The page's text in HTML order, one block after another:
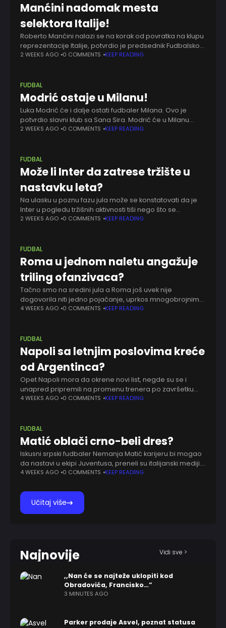
Manćini nadomak mesta
selektora Italije!
Roberto Manćini nalazi se na korak od povratka na klupu
reprezentacije Italije, potvrdio je predsednik Fudbalskog
saveza Italije Đovani Malago. Nakon što je Andrea Pirlo
2 WEEKS AGO 0 COMMENTS KEEP READING
FUDBAL
Modrić ostaje u Milanu!
Luka Modrić će i dalje ostati fudbaler Milana. Ovo je
potvrdio slavni klub sa Sana Sira. Modrić će u Milanu
ostati do 30. juna 2027. godine, pošto je aktiviran
2 WEEKS AGO 0 COMMENTS KEEP READING
FUDBAL
Može li Inter da zatrese tržište u
nastavku leta?
Na ulasku u poznu fazu jula može se konstatovati da je
Inter u pogledu tržišnih aktivnosti tiši nego što se
očekivalo i najavljivalo. Za sada je sigurno da će
2 WEEKS AGO 0 COMMENTS KEEP READING
FUDBAL
Roma u jednom naletu angažuje
triling ofanzivaca?
Tačno smo na sredini jula a Roma još uvek nije
dogovorila niti jedno pojačanje, uprkos mnogobrojnim
najavama. Šta se desilo sa Mejsonom Grinvudom, teško
4 WEEKS AGO 0 COMMENTS KEEP READING
FUDBAL
Napoli sa letnjim poslovima kreće
od Argentinca?
Opet Napoli mora da okrene novi list, negde su se i
unapred pripremili na promenu trenera po završetku
sezone. U svojoj drugoj sezoni Antonio Konte je osvojio
4 WEEKS AGO 0 COMMENTS KEEP READING
FUDBAL
Matić oblači crno-beli dres?
Iskusni srpski fudbaler Nemanja Matić karijeru bi mogao
da nastavi u ekipi Juventusa, preneli su italijanski mediji.
Prekaljni vezista proteklu sezonu je proveo u dresu
4 WEEKS AGO 0 COMMENTS KEEP READING
Učitaj više
Najnovije Vidi sve >
,,Nan će se najteže uklopiti kod
Obradovića, Francisko…”
3 MINUTES AGO
Parker prodaje Asvel, poznat statusa